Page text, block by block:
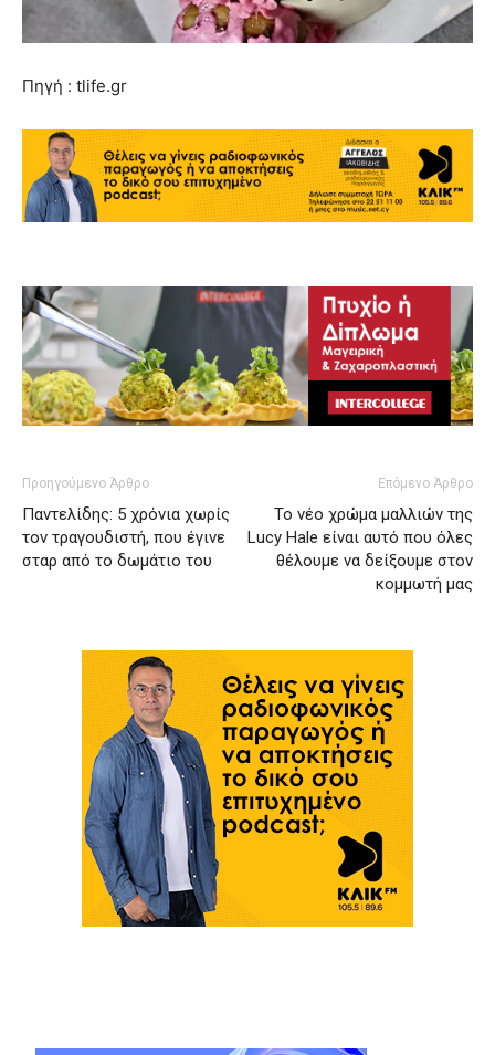
Πηγή : tlife.gr
Προηγούμενο Άρθρο
Παντελίδης: 5 χρόνια χωρίς
τον τραγουδιστή, που έγινε
σταρ από το δωμάτιο του
Επόμενο Άρθρο
Το νέο χρώμα μαλλιών της
Lucy Hale είναι αυτό που όλες
θέλουμε να δείξουμε στον
κομμωτή μας